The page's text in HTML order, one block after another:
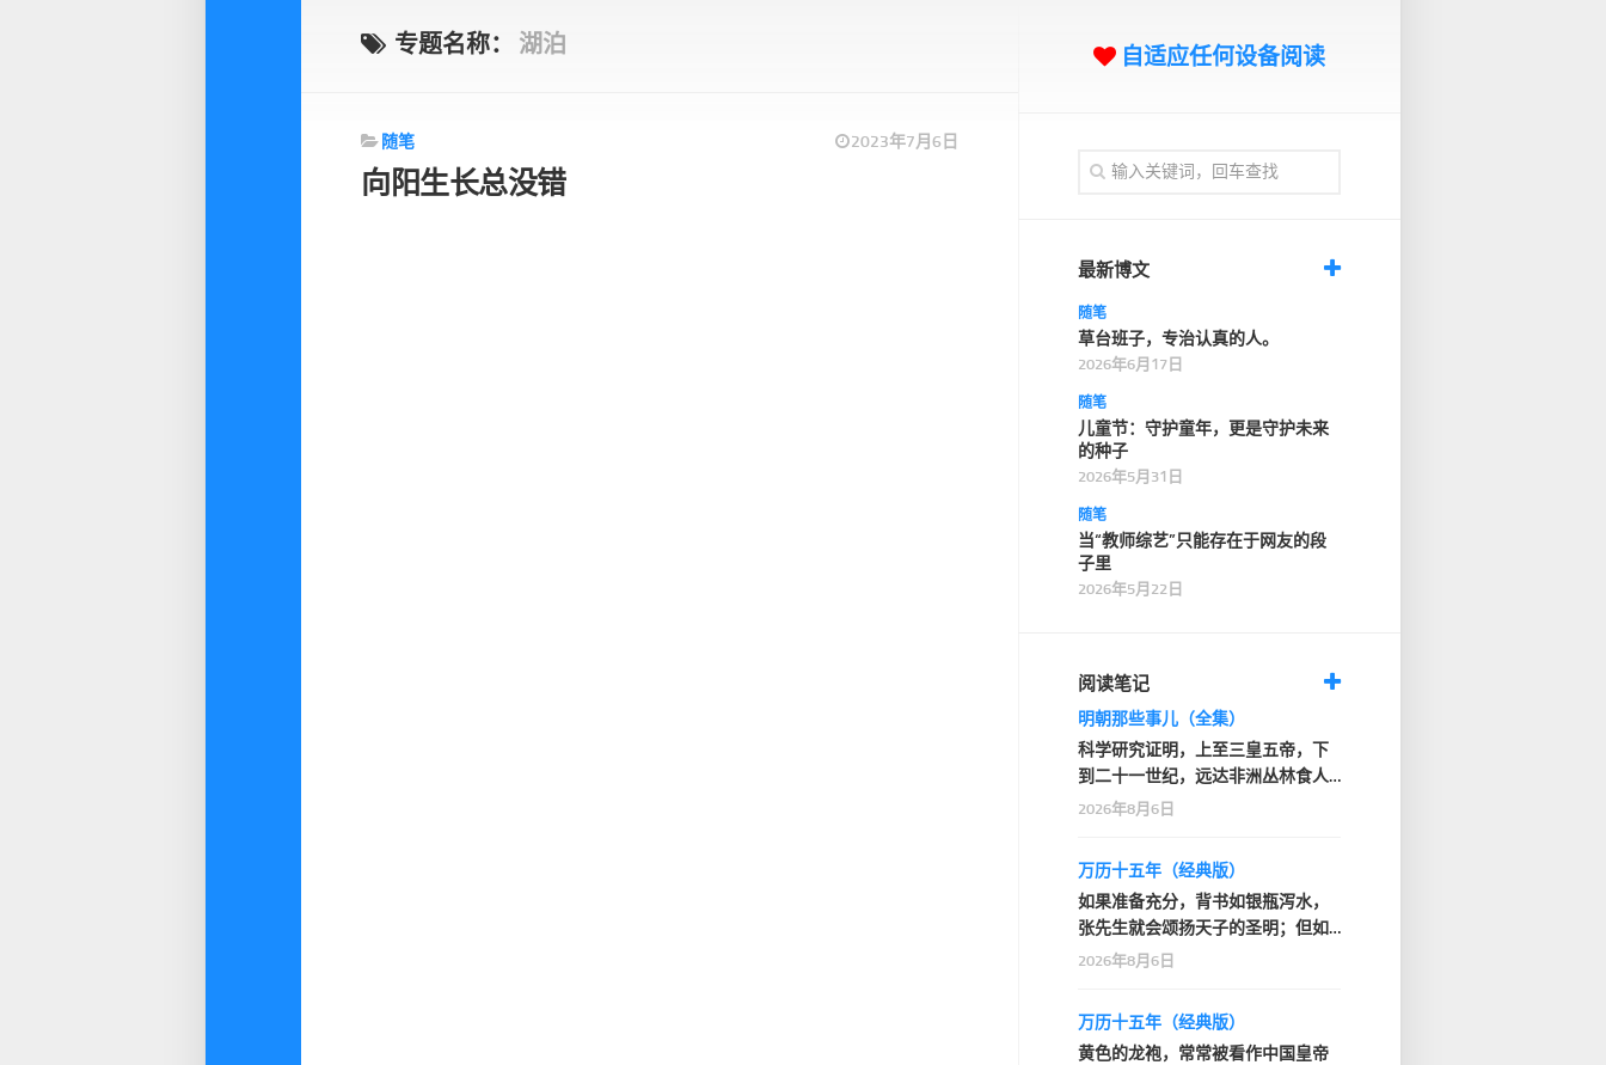
专题名称： 湖泊
随笔 2023年7月6日
向阳生长总没错
自适应任何设备阅读
最新博文
随笔
草台班子，专治认真的人。
2026年6月17日
随笔
儿童节：守护童年，更是守护未来
的种子
2026年5月31日
随笔
当“教师综艺”只能存在于网友的段
子里
2026年5月22日
阅读笔记
明朝那些事儿（全集）
科学研究证明，上至三皇五帝，下
到二十一世纪，远达非洲丛林食人
部落，近抵家门口的…
2026年8月6日
万历十五年（经典版）
如果准备充分，背书如银瓶泻水，
张先生就会颂扬天子的圣明；但如
果背得结结巴巴或者…
2026年8月6日
万历十五年（经典版）
黄色的龙袍，常常被看作中国皇帝